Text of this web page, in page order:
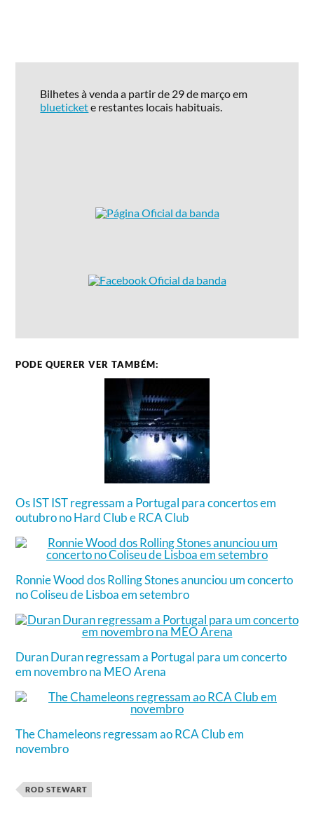
Bilhetes à venda a partir de 29 de março em
bluetickete restantes locais habituais.
PODE QUERER VER TAMBÉM:
Os IST IST regressam a Portugal para concertos em
outubro no Hard Club e RCA Club
Ronnie Wood dos Rolling Stones anunciou um concerto
no Coliseu de Lisboa em setembro
Duran Duran regressam a Portugal para um concerto
em novembro na MEO Arena
The Chameleons regressam ao RCA Club em
novembro
ROD STEWART